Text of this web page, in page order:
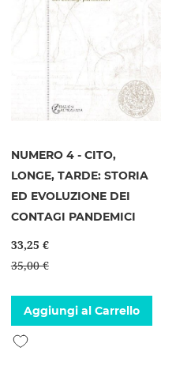
NUMERO 4 - CITO,
LONGE, TARDE: STORIA
ED EVOLUZIONE DEI
CONTAGI PANDEMICI
33,25 €
35,00 €
Aggiungi al Carrello
Aggiungi alla lista desideri